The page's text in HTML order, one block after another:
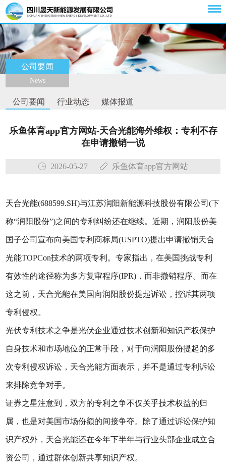
公司要闻
News
公司要闻 行业动态 媒体报道
乐鱼体育app官方网站-天合光能海外维权：专利不存
在申请撤销一说
2026-05-27 乐鱼体育app官方网站
天合光能(688599.SH)与江苏润阳新能源科技股份有限公司(下
称“润阳股份”)之间的专利纠纷还在继续。近期，润阳股份美
国子公司宣布向美国专利商标局(USPTO)提出申请撤销天合
光能TOPCon技术的两项专利。专家指出，在美国挑战专利
有效性的途径称为多方复审程序(IPR)，而非撤销程序。而在
这之前，天合光能在美国向润阳股份提起诉讼，控诉其两项
专利侵权。
光伏专利技术之争是光伏企业通过技术创新和知识产权保护
自身技术和市场地位的正常手段，对于向润阳股份提起的多
次专利侵权诉讼，天合光能方面表示，并不是通过专利诉讼
来排除竞争对手。
证券之星注意到，双方的专利之争不仅关乎技术权益的归
属，也是对美国市场份额的间接争夺。除了通过诉讼保护知
识产权外，天合光能还在今年下半年与行业头部企业成立合
资公司，通过群体创新共享知识产权。